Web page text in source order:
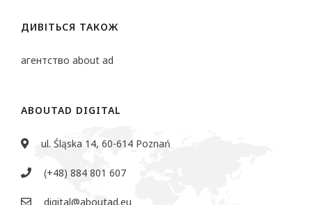
ДИВІТЬСЯ ТАКОЖ
агентство about ad
ABOUTAD DIGITAL
ul. Śląska 14, 60-614 Poznań
(+48) 884 801 607
digital@aboutad.eu